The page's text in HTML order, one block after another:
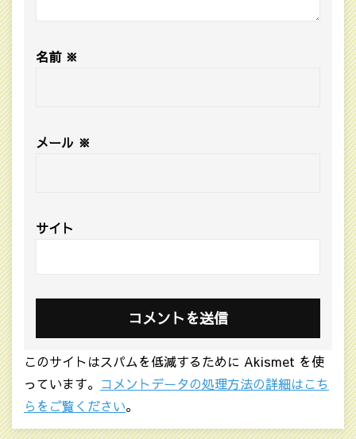
名前 ※
メール ※
サイト
このサイトはスパムを低減するために Akismet を使
っています。 コメントデータの処理方法の詳細はこち
らをご覧ください。